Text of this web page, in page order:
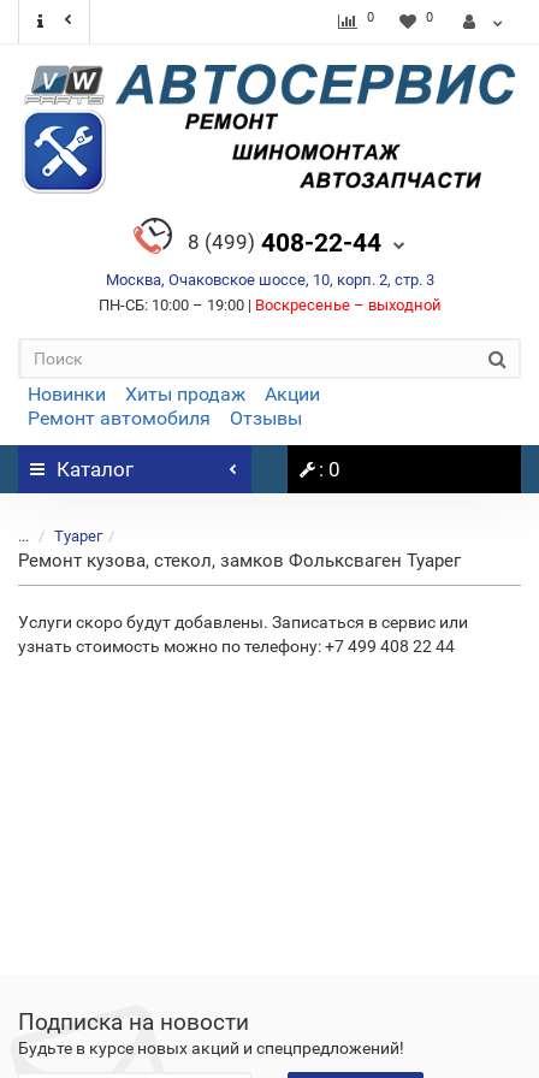
0 0
8 (499) 408-22-44
Москва, Очаковское шоссе, 10, корп. 2, стр. 3
ПН-СБ: 10:00 – 19:00 | Воскресенье – выходной
Новинки Хиты продаж
Акции
Ремонт автомобиля
Отзывы
Каталог : 0
... Туарег
Ремонт кузова, стекол, замков Фольксваген Туарег
Услуги скоро будут добавлены. Записаться в сервис или
узнать стоимость можно по телефону: +7 499 408 22 44
Подписка на новости
Будьте в курсе новых акций и спецпредложений!